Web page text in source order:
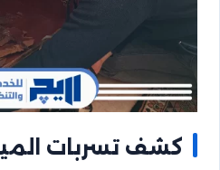
كشف تسربات